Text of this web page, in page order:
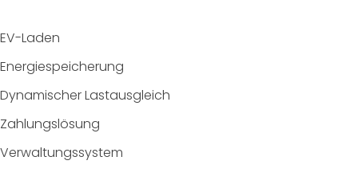
EV-Laden
Energiespeicherung
Dynamischer Lastausgleich
Zahlungslösung
Verwaltungssystem